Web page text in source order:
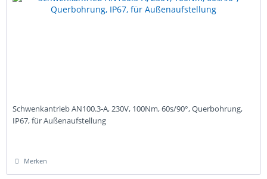
Schwenkantrieb AN100.3-A, 230V, 100Nm, 60s/90°, Querbohrung,
IP67, für Außenaufstellung
Merken